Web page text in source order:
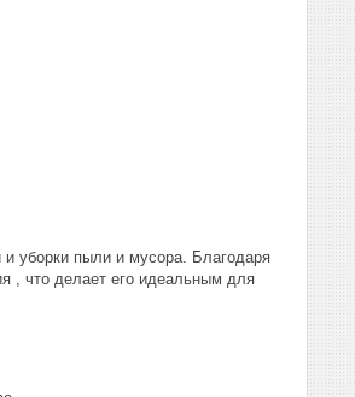
и уборки пыли и мусора. Благодаря
, что делает его идеальным для